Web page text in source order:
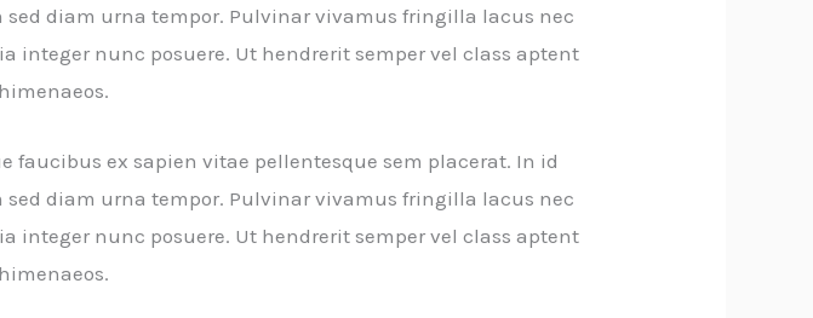
diam urna tempor. Pulvinar vivamus fringilla lacus nec
integer nunc posuere. Ut hendrerit semper vel class aptent
faucibus ex sapien vitae pellentesque sem placerat. In id
diam urna tempor. Pulvinar vivamus fringilla lacus nec
integer nunc posuere. Ut hendrerit semper vel class aptent